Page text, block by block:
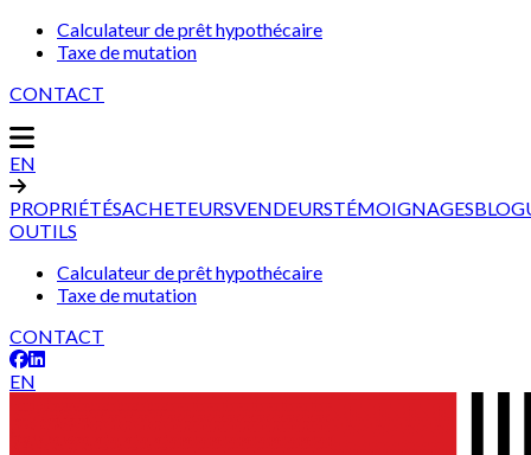
Calculateur de prêt hypothécaire
Taxe de mutation
CONTACT
EN
PROPRIÉTÉSACHETEURSVENDEURSTÉMOIGNAGES
OUTILS
Calculateur de prêt hypothécaire
Taxe de mutation
CONTACT
EN